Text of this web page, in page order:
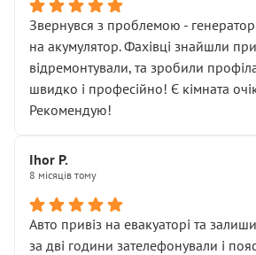
послуга. Тим більше, я був поруч і
діагностики ходової не
зауваження гроші за цю “послугу”
лише підтвердило мою правоту.
Але головне — я виїжджаю з боксу, і
залишився таким самим, як і був.
Далі ситуація тільки погіршилась:
• сказали, що тепер “потрібно
• що біля авто стояти вже не можна
• почали озвучувати купу
чіткого пояснення
Звернувся з проблемою -
на акумулятор. Фахівці знайшли
відремонтували, та зробили
швидко і професійно! Є кімната
Рекомендую!
Ihor P.
8 місяців тому
Авто привіз на евакуаторі та
за дві години зателефонували і